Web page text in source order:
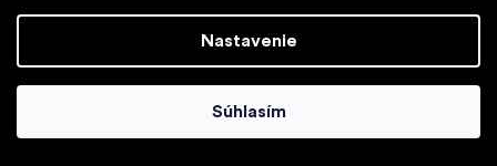
Nastavenie
Súhlasím
Barefoot topánky zrozumiteľne